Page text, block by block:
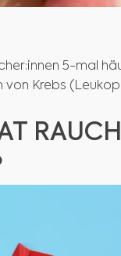
5-mal
Krebs